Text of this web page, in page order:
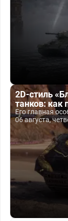
2D-стиль
танков: как
Его главная
06 августа,